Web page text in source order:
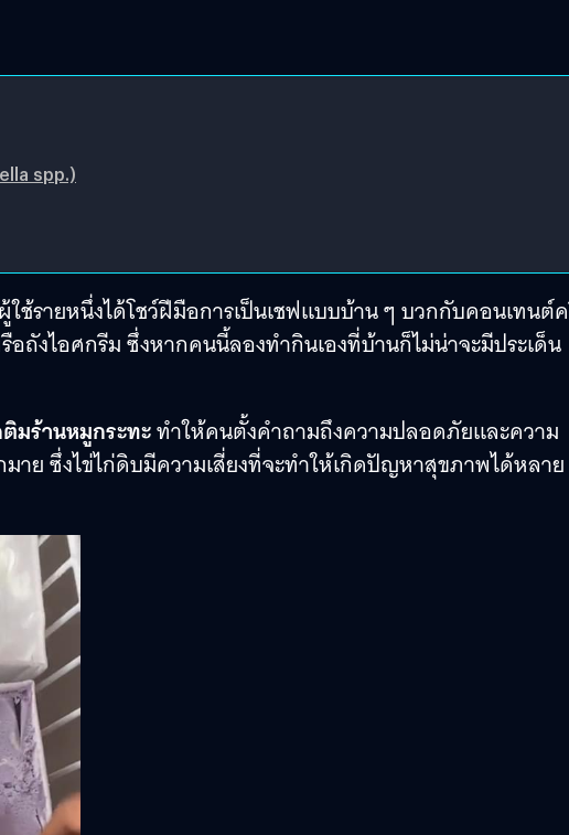
spp.)
ช้รายหนึ่งได้โชว์ฝีมือการเป็นเชฟแบบบ้าน ๆ บวกกับคอนเทนต์
อถังไอศกรีม ซึ่งหากคนนี้ลองทำกินเองที่บ้านก็ไม่น่าจะมีประเด็น
ติมร้านหมูกระทะทำให้คนตั้งคำถามถึงความปลอดภัยและความ
าย ซึ่งไข่ไก่ดิบมีความเสี่ยงที่จะทำให้เกิดปัญหาสุขภาพได้หลาย